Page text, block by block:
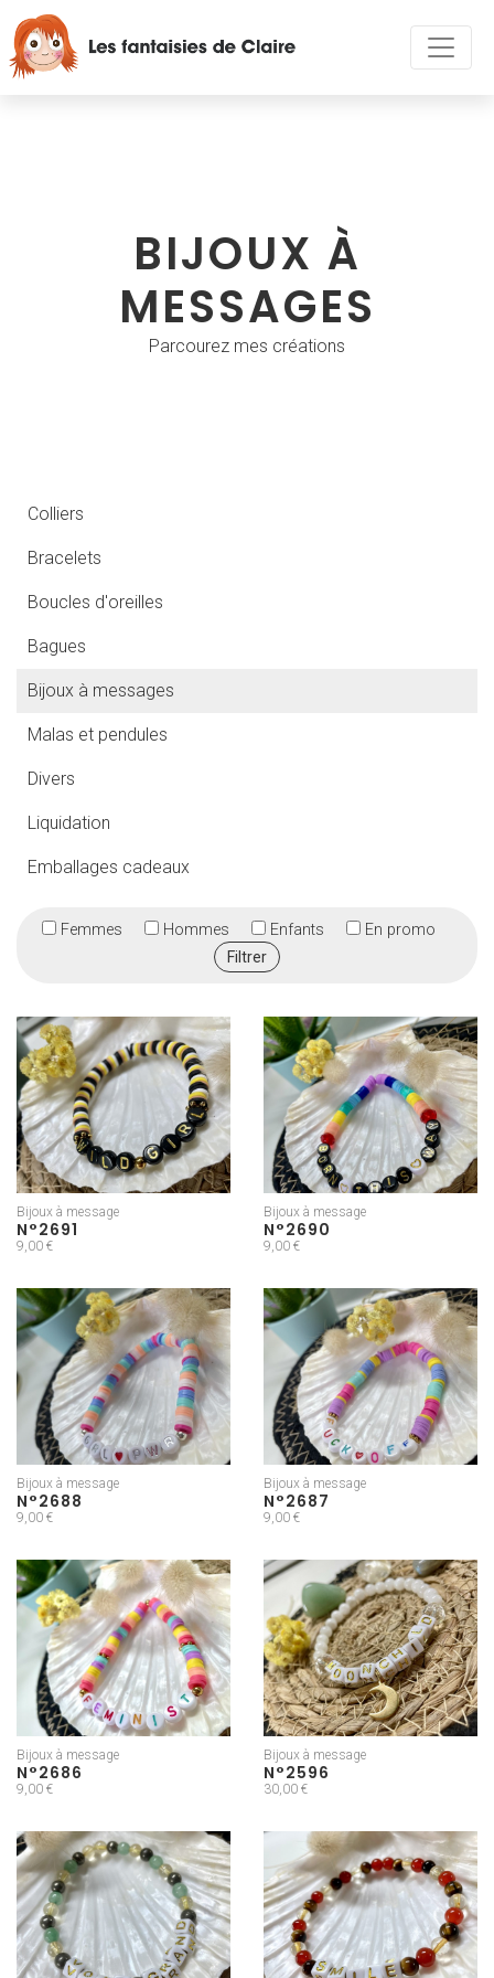
BIJOUX À
MESSAGES
Parcourez mes créations
Colliers
Bracelets
Boucles d'oreilles
Bagues
Bijoux à messages
Malas et pendules
Divers
Liquidation
Emballages cadeaux
Femmes Hommes Enfants En promo
Bijoux à message
N°2691
9,00 €
Bijoux à message
N°2690
9,00 €
Bijoux à message
N°2688
9,00 €
Bijoux à message
N°2687
9,00 €
Bijoux à message
N°2686
9,00 €
Bijoux à message
N°2596
30,00 €